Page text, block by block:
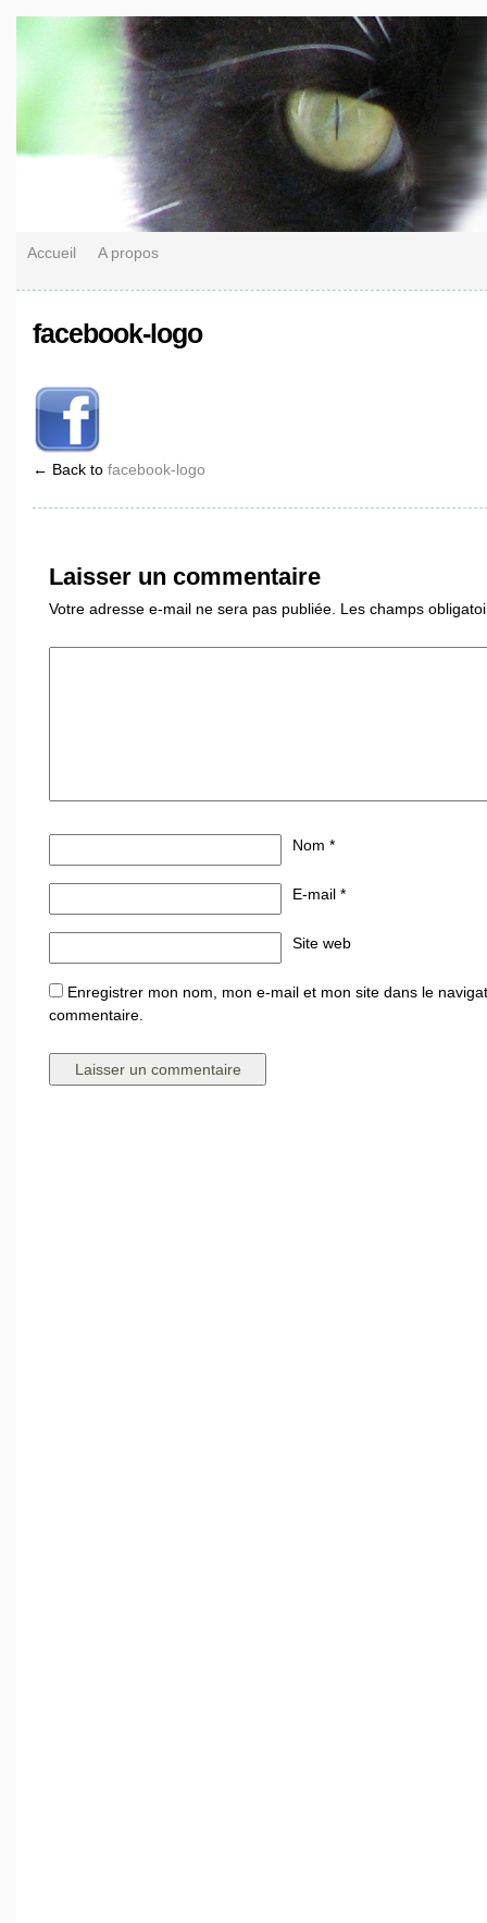
Accueil A propos
facebook-logo
← Back to facebook-logo
Laisser un commentaire
Votre adresse e-mail ne sera pas publiée. Les champs
Nom *
E-mail *
Site web
Enregistrer mon nom, mon e-mail et mon site dans le
commentaire.